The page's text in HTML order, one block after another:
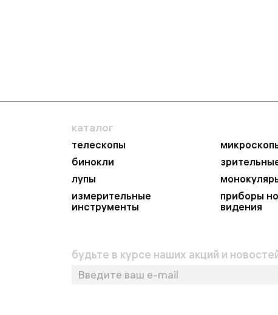
каталог
телескопы
бинокли
лупы
измерительные
инструменты
приборы
видения
будьте в курсе наших акций и